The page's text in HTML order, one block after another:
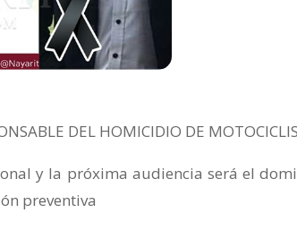
DEL HOMICIDIO DE
y la próxima audiencia será el
preventiva